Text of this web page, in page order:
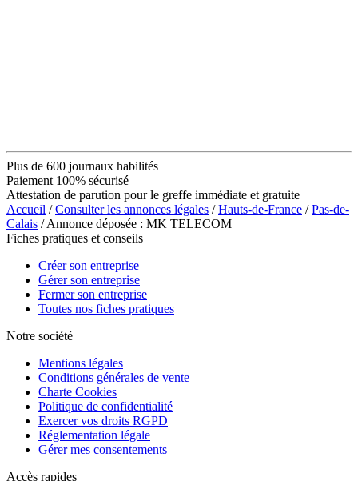
Plus de 600 journaux habilités
Paiement 100% sécurisé
Attestation de parution pour le greffe immédiate et gratuite
Accueil /Consulter les annonces légales /Hauts-de-France /Pas-de-
Calais / Annonce déposée : MK TELECOM
Fiches pratiques et conseils
Créer son entreprise
Gérer son entreprise
Fermer son entreprise
Toutes nos fiches pratiques
Notre société
Mentions légales
Conditions générales de vente
Charte Cookies
Politique de confidentialité
Exercer vos droits RGPD
Réglementation légale
Gérer mes consentements
Accès rapides